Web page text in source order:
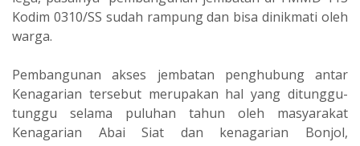
Kodim 0310/SS sudah rampung dan bisa dinikmati oleh
warga.
Pembangunan akses jembatan penghubung antar
Kenagarian tersebut merupakan hal yang ditunggu-
tunggu selama puluhan tahun oleh masyarakat
Kenagarian Abai Siat dan kenagarian Bonjol,